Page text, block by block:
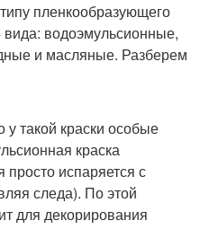
пленкообразующего
водоэмульсионные,
и масляные. Разберем
у такой краски особые
краска
просто испаряется с
следа). По этой
для декорирования